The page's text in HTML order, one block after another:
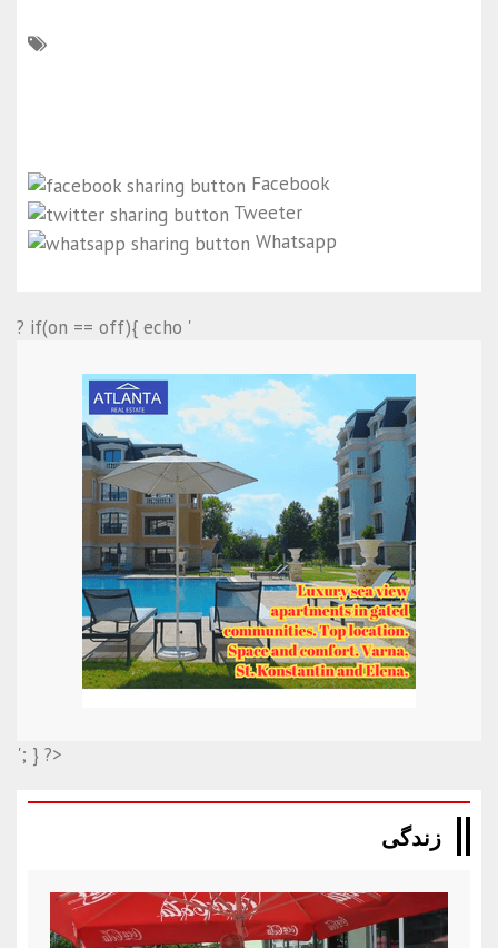
Facebook
Tweeter
Whatsapp
? if(on == off){ echo '
'; } ?>
زندگی